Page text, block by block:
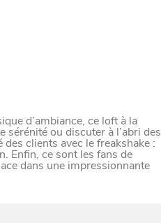
d’ambiance, ce loft à la
ou discuter à l’abri des
clients avec le freakshake :
Enfin, ce sont les fans de
dans une impressionnante